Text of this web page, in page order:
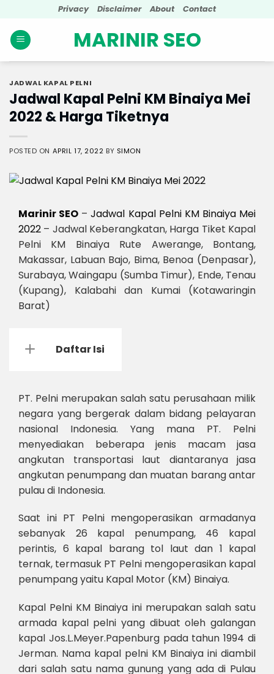
content
Privacy Disclaimer About Contact
MARINIR SEO
JADWAL KAPAL PELNI
Jadwal Kapal Pelni KM Binaiya Mei
2022 & Harga Tiketnya
POSTED ON APRIL 17, 2022 BY SIMON
Marinir SEO –Jadwal Kapal Pelni KM Binaiya Mei
2022 – Jadwal Keberangkatan, Harga Tiket Kapal
Pelni KM Binaiya Rute Awerange, Bontang,
Makassar, Labuan Bajo, Bima, Benoa (Denpasar),
Surabaya, Waingapu (Sumba Timur), Ende, Tenau
(Kupang), Kalabahi dan Kumai (Kotawaringin
Barat)
Daftar Isi
PT. Pelni merupakan salah satu perusahaan milik
negara yang bergerak dalam bidang pelayaran
nasional Indonesia. Yang mana PT. Pelni
menyediakan beberapa jenis macam jasa
angkutan transportasi laut diantaranya jasa
angkutan penumpang dan muatan barang antar
pulau di Indonesia.
Saat ini PT Pelni mengoperasikan armadanya
sebanyak 26 kapal penumpang, 46 kapal
perintis, 6 kapal barang tol laut dan 1 kapal
ternak, termasuk PT Pelni mengoperasikan kapal
penumpang yaitu Kapal Motor (KM) Binaiya.
Kapal Pelni KM Binaiya ini merupakan salah satu
armada kapal pelni yang dibuat oleh galangan
kapal Jos.L.Meyer.Papenburg pada tahun 1994 di
Jerman. Nama kapal pelni KM Binaiya ini diambil
dari salah satu nama gunung yang ada di Pulau